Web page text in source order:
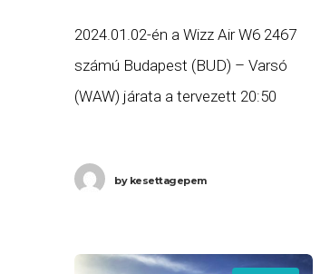
2024.01.02-én a Wizz Air W6 2467
számú Budapest (BUD) – Varsó
(WAW) járata a tervezett 20:50
meg Varsóba, valamint a
bykesettagepem